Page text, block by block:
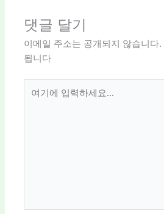
댓글 달기
이메일 주소는 공개되지 않습니다.
됩니다